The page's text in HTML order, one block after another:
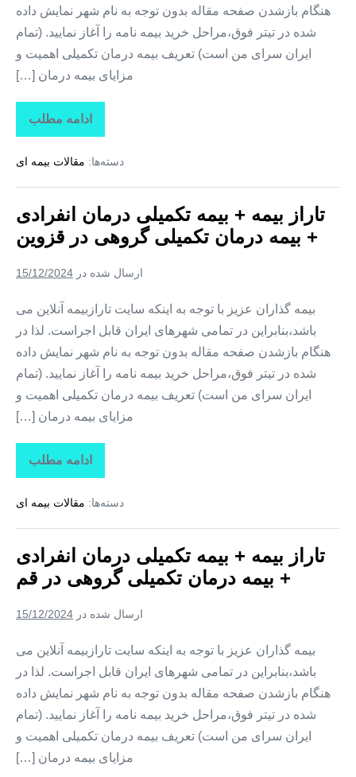
هنگام بازشدن صفحه مقاله بدون توجه به نام شهر نمایش داده
شده در تیتر فوق،مراحل خرید بیمه نامه را آغاز نمایید. (تمام
ایران سرای من است) تعریف بیمه درمان تکمیلی اهمیت و
مزایای بیمه درمان […]
ادامه مطلب
تاراز
بیمه
بیمه
درمان
+
بیمه
درمان
تکمیلی
در
دسته‌ها: مقالات بیمه ای
تاراز بیمه + بیمه تکمیلی درمان انفرادی
+ بیمه درمان تکمیلی گروهی در قزوین
ارسال شده در 15/12/2024
بیمه گذاران عزیز با توجه به اینکه سایت تارازبیمه آنلاین می
باشد،بنابراین در تمامی شهرهای ایران قابل اجراست. لذا در
هنگام بازشدن صفحه مقاله بدون توجه به نام شهر نمایش داده
شده در تیتر فوق،مراحل خرید بیمه نامه را آغاز نمایید. (تمام
ایران سرای من است) تعریف بیمه درمان تکمیلی اهمیت و
مزایای بیمه درمان […]
ادامه مطلب
تاراز
بیمه
بیمه
درمان
+
بیمه
درمان
تکمیلی
در
دسته‌ها: مقالات بیمه ای
تاراز بیمه + بیمه تکمیلی درمان انفرادی
+ بیمه درمان تکمیلی گروهی در قم
ارسال شده در 15/12/2024
بیمه گذاران عزیز با توجه به اینکه سایت تارازبیمه آنلاین می
باشد،بنابراین در تمامی شهرهای ایران قابل اجراست. لذا در
هنگام بازشدن صفحه مقاله بدون توجه به نام شهر نمایش داده
شده در تیتر فوق،مراحل خرید بیمه نامه را آغاز نمایید. (تمام
ایران سرای من است) تعریف بیمه درمان تکمیلی اهمیت و
مزایای بیمه درمان […]